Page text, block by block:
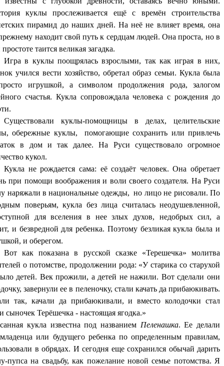
куклы прослеживается ещё с времён строительства
пирамид до наших дней. На неё не влияет время, она
находит свой путь к сердцам людей. Она проста, но в
простоте таится великая загадка.
Игра в куклы поощрялась взрослыми, так как играя в них,
учился вести хозяйство, обретал образ семьи. Кукла была
игрушкой, а символом продолжения рода, залогом
счастья. Кукла сопровождала человека с рождения до
Существовали куклы-помощницы в делах, целительские
обережные куклы, помогающие сохранить или привлечь
в дом и так далее. На Руси существовало огромное
кукол.
Кукла не рождается сама: её создаёт человек. Она обретает
при помощи воображения и воли своего создателя. На Руси
наряжали в национальные одежды, но лицо не рисовали. По
поверьям, кукла без лица считалась неодушевленной,
для вселения в нее злых духов, недобрых сил, а
и безвредной для ребенка. Поэтому безликая кукла была и
и оберегом.
Вот как показана в русской сказке «Терешечка» молитва
о потомстве, продолжении рода: «У старика со старухой
детей. Век прожили, а детей не нажили. Вот сделали они
завернули ее в пеленочку, стали качать да прибаюкивать.
так, качали да прибаюкивали, и вместо колодочки стал
сыночек Терёшечка - настоящая ягодка.»
кукла известна под названием Пеленашка. Ее делали
или будущего ребенка по определенным правилам,
в обрядах. И сегодня еще сохранился обычай дарить
пупса на свадьбу, как пожелание новой семье потомства. Я